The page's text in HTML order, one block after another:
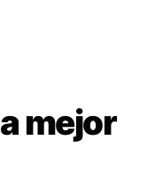
mejor